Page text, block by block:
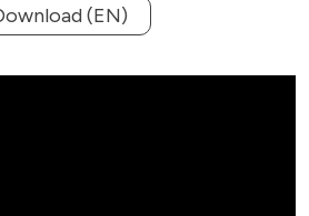
(EN)